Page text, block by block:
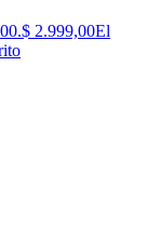
$ 2.999,00El